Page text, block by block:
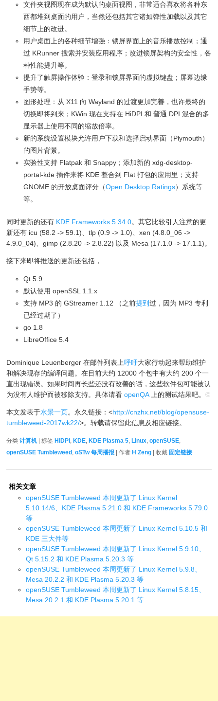
文件夹视图现在成为默认的桌面视图，非常适合喜欢将各种东
西都堆到桌面的用户，当然还包括其它诸如弹性加载以及其它
细节上的改进。
用户桌面上的各种细节增强：锁屏界面上的音乐播放控制；通
过 KRunner 搜索并安装应用程序；改进锁屏架构的安全性，各
种性能提升等。
提升了触屏操作体验：登录和锁屏界面的虚拟键盘；屏幕边缘
手势等。
图形处理：从 X11 向 Wayland 的过渡更加完善，也许最终的
切换即将到来；KWin 现在支持在 HiDPI 和 普通 DPI 混合的多
显示器上使用不同的缩放倍率。
新的系统设置模块允许用户下载和选择启动界面（Plymouth）
的图片背景。
实验性支持 Flatpak 和 Snappy；添加新的 xdg-desktop-
portal-kde 插件来将 KDE 整合到 Flat 打包的应用里；支持
GNOME 的开放桌面评分（Open Desktop Ratings）系统等
等。
同时更新的还有 KDE Frameworks 5.34.0。其它比较引人注意的更
新还有 icu (58.2 -> 59.1)、tlp (0.9 -> 1.0)、xen (4.8.0_06 ->
4.9.0_04)、gimp (2.8.20 -> 2.8.22) 以及 Mesa (17.1.0 -> 17.1.1)。
接下来即将推送的更新还包括，
Qt 5.9
默认使用 openSSL 1.1.x
支持 MP3 的 GStreamer 1.12 （之前提到过，因为 MP3 专利
已经过期了）
go 1.8
LibreOffice 5.4
Dominique Leuenberger 在邮件列表上呼吁大家行动起来帮助维护
和解决现存的编译问题。在目前大约 12000 个包中有大约 200 个一
直出现错误。如果时间再长些还没有改善的话，这些软件包可能被认
为没有人维护而被移除支持。具体请看openQA上的测试结果吧。©
本文发表于水景一页。永久链接：<http://cnzhx.net/blog/opensuse-
tumbleweed-2017wk22/>。转载请保留此信息及相应链接。
分类计算机| 标签HiDPI,KDE,KDE Plasma 5,Linux,openSUSE,
openSUSE Tumbleweed,oSTw 每周播报 | 作者H Zeng | 收藏 固定链接
相关文章
openSUSE Tumbleweed 本周更新了 Linux Kernel
5.10.14/6、KDE Plasma 5.21.0 和 KDE Frameworks 5.79.0
等
openSUSE Tumbleweed 本周更新了 Linux Kernel 5.10.5 和
KDE 三大件等
openSUSE Tumbleweed 本周更新了 Linux Kernel 5.9.10、
Qt 5.15.2 和 KDE Plasma 5.20.3 等
openSUSE Tumbleweed 本周更新了 Linux Kernel 5.9.8、
Mesa 20.2.2 和 KDE Plasma 5.20.3 等
openSUSE Tumbleweed 本周更新了 Linux Kernel 5.8.15、
Mesa 20.2.1 和 KDE Plasma 5.20.1 等